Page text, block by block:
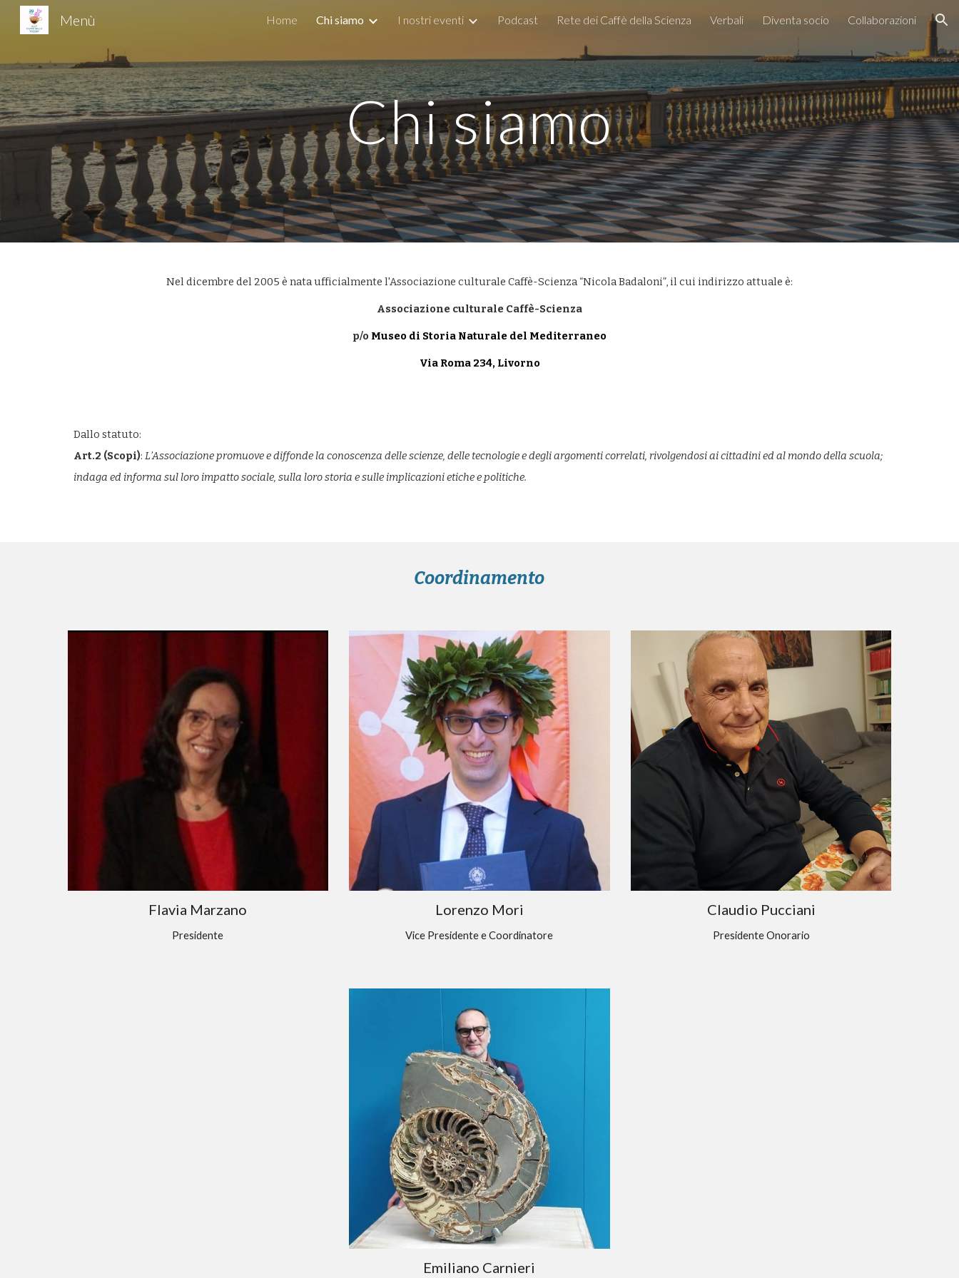
Skip to main content Skip to navigation
Menù Home Chi siamo I nostri eventi Podcast Rete dei Caffè della Scienza Verbali Diventa socio Collaborazioni
Chi siamo
Nel dicembre del 2005 è nata ufficialmente l'Associazione culturale Caffè-Scienza “Nicola Badaloni”, il cui indirizzo attuale è:
Associazione culturale Caffè-Scienza
p/o Museo di Storia Naturale del Mediterraneo
Via Roma 234, Livorno
Dallo statuto:
Art.2 (Scopi): L’Associazione promuove e diffonde la conoscenza delle scienze, delle tecnologie e degli argomenti correlati, rivolgendosi ai cittadini ed al mondo della scuola;
indaga ed informa sul loro impatto sociale, sulla loro storia e sulle implicazioni etiche e politiche.
Coordinamento
Flavia Marzano
Presidente
Lorenzo Mori
Vice Presidente e Coordinatore
Claudio Pucciani
Presidente Onorario
Emiliano Carnieri